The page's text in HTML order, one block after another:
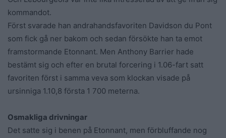
kommandot.
Först svarade han andrahandsfavoriten Davidson du Pont
som fick gå ner bakom och sedan försökte han ta emot
framstormande Etonnant. Men Anthony Barrier hade
bestämt sig och efter en brutal forcering i 1.06-fart satt
favoriten först i samma veva som klockan visade på
ursinniga 1.10,8 första 1 700 meterna.
Osmakliga drivningar
Det satte sig i benen på Etonnant, men förbluffande nog